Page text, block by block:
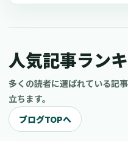
事ご担当者の皆様に向けて、
要件」、雇用保険が「週20時
容も反映しています。日々の
をすぐにご確認いただけるよ
や、現場でつまずきやすいポ
整え方まで、順を追って解説
たスタッフが、独自のやり方
そこで重要になるのが、入職
かけて）の段階で、事業所と
す。具体的には、紙の記録で
「中止線（二重線）を用いた
ように状況を理解できる「申
この初期段階で基本的な型を
な教育、日々の業務監査、そ
人気記事ラン
多くの読者に選ばれている記
立ちます。
ブログTOPへ